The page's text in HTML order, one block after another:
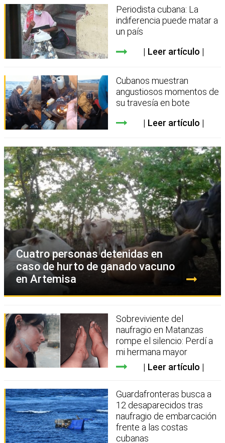
Periodista cubana: La
indiferencia puede matar a
un país
Leer artículo
Cubanos muestran
angustiosos momentos de
su travesía en bote
Leer artículo
Cuatro personas detenidas en
caso de hurto de ganado vacuno
en Artemisa
Sobreviviente del
naufragio en Matanzas
rompe el silencio: Perdí a
mi hermana mayor
Leer artículo
Guardafronteras busca a
12 desaparecidos tras
naufragio de embarcación
frente a las costas
cubanas